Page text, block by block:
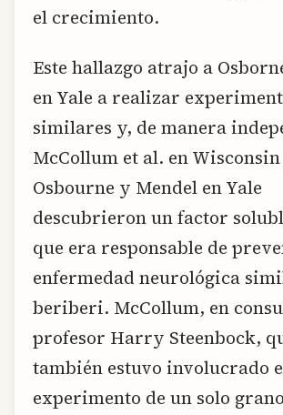
el crecimiento.
Este hallazgo atrajo a
en Yale a realizar
similares y, de manera
McCollum et al. en
Osbourne y Mendel en Yale
descubrieron un factor
que era responsable de
enfermedad neurológica
beriberi. McCollum, en
profesor Harry Steenbock,
también estuvo involucrado
experimento de un solo grano